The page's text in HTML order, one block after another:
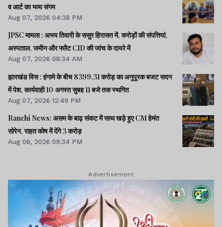
व आर्ट का भव्य संगम
Aug 07, 2026 04:38 PM
JPSC मामला : अभय तिवारी के ससुर हिरासत में, करोड़ों की संपत्तियां,
अस्पताल, जमीन और फ्लैट CID की जांच के दायरे में
Aug 07, 2026 08:34 AM
झारखंड विस : हंगामे के बीच 8399.31 करोड़ का अनुपूरक बजट सदन
में पेश, कार्यवाही 10 अगस्त सुबह 11 बजे तक स्थगित
Aug 07, 2026 12:49 PM
Ranchi News: असम के बाढ़ संकट में साथ खड़े हुए CM हेमंत
सोरेन, राहत कोष में देंगे 3 करोड़
Aug 06, 2026 09:34 PM
Advertisement